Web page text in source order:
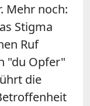
Mehr noch:
Stigma
Ruf
"du Opfer"
die